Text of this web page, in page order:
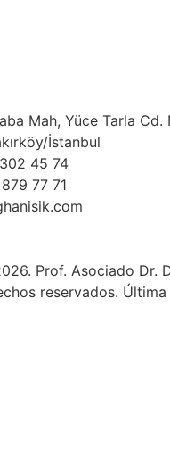
Mah, Yüce Tarla Cd.
İstanbul
45 74
77 71
Prof. Asociado Dr.
reservados.